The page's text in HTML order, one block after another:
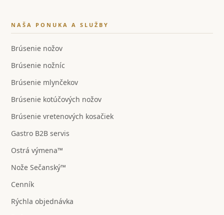
NAŠA PONUKA A SLUŽBY
Brúsenie nožov
Brúsenie nožníc
Brúsenie mlynčekov
Brúsenie kotúčových nožov
Brúsenie vretenových kosačiek
Gastro B2B servis
Ostrá výmena™
Nože Sečanský™
Cenník
Rýchla objednávka